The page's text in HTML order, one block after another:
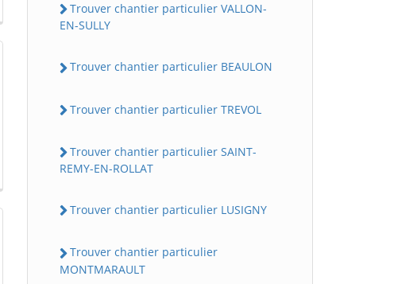
Trouver chantier particulier VALLON-
EN-SULLY
Trouver chantier particulier BEAULON
Trouver chantier particulier TREVOL
Trouver chantier particulier SAINT-
REMY-EN-ROLLAT
Trouver chantier particulier LUSIGNY
Trouver chantier particulier
MONTMARAULT